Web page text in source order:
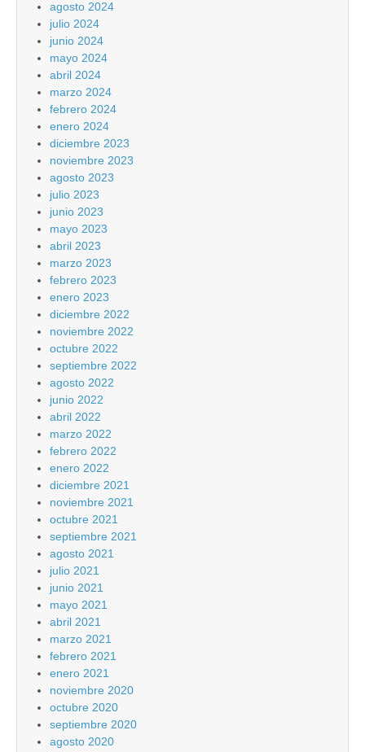
agosto 2024
julio 2024
junio 2024
mayo 2024
abril 2024
marzo 2024
febrero 2024
enero 2024
diciembre 2023
noviembre 2023
agosto 2023
julio 2023
junio 2023
mayo 2023
abril 2023
marzo 2023
febrero 2023
enero 2023
diciembre 2022
noviembre 2022
octubre 2022
septiembre 2022
agosto 2022
junio 2022
abril 2022
marzo 2022
febrero 2022
enero 2022
diciembre 2021
noviembre 2021
octubre 2021
septiembre 2021
agosto 2021
julio 2021
junio 2021
mayo 2021
abril 2021
marzo 2021
febrero 2021
enero 2021
noviembre 2020
octubre 2020
septiembre 2020
agosto 2020